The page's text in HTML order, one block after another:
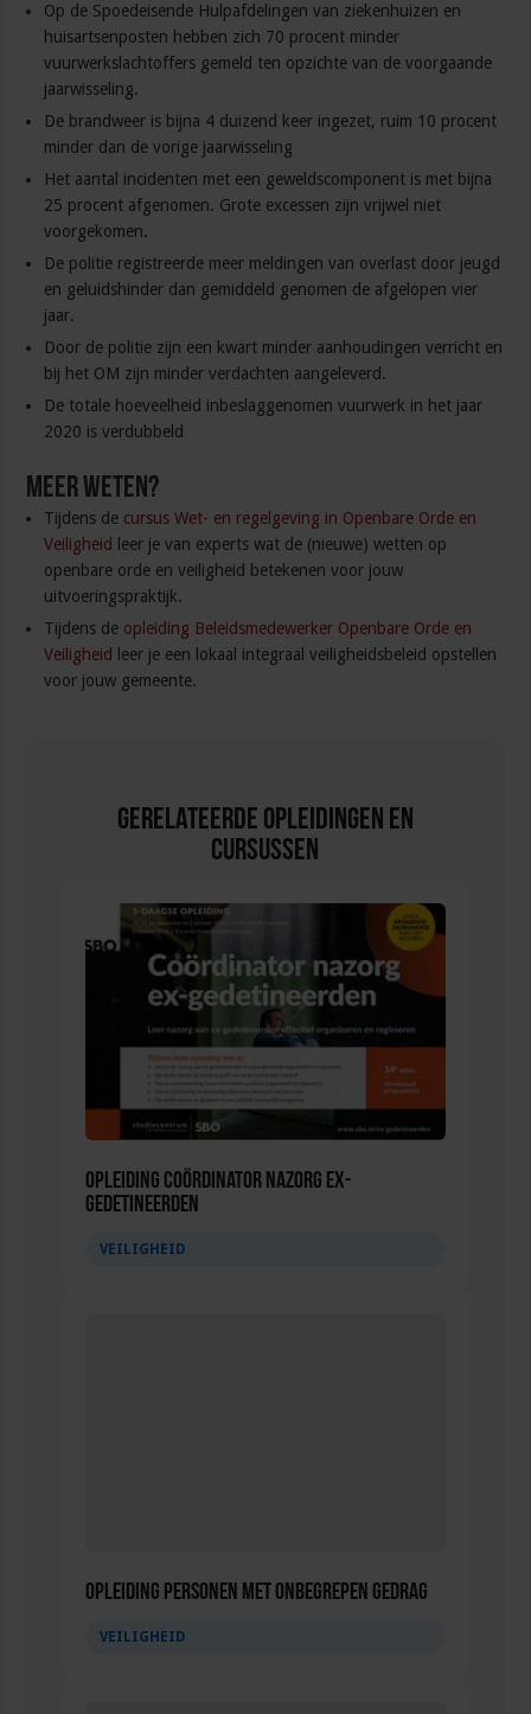
Op de Spoedeisende Hulpafdelingen van ziekenhuizen en
huisartsenposten hebben zich 70 procent minder
vuurwerkslachtoffers gemeld ten opzichte van de voorgaande
jaarwisseling.
De brandweer is bijna 4 duizend keer ingezet, ruim 10 procent
minder dan de vorige jaarwisseling
Het aantal incidenten met een geweldscomponent is met bijna
25 procent afgenomen. Grote excessen zijn vrijwel niet
voorgekomen.
De politie registreerde meer meldingen van overlast door jeugd
en geluidshinder dan gemiddeld genomen de afgelopen vier
jaar.
Door de politie zijn een kwart minder aanhoudingen verricht en
bij het OM zijn minder verdachten aangeleverd.
De totale hoeveelheid inbeslaggenomen vuurwerk in het jaar
2020 is verdubbeld
Meer weten?
Tijdens de cursus Wet- en regelgeving in Openbare Orde en
Veiligheid
leer je van experts wat de (nieuwe) wetten op
openbare orde en veiligheid betekenen voor jouw
uitvoeringspraktijk.
Tijdens de opleiding Beleidsmedewerker Openbare Orde en
Veiligheid
leer je een lokaal integraal veiligheidsbeleid opstellen
voor jouw gemeente.
Gerelateerde Opleidingen en
Cursussen
Opleiding Coördinator nazorg ex-
gedetineerden
VEILIGHEID
Opleiding Personen met onbegrepen gedrag
VEILIGHEID